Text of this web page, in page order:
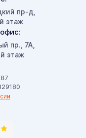
пр-д,
этаж
пр., 7А,
этаж